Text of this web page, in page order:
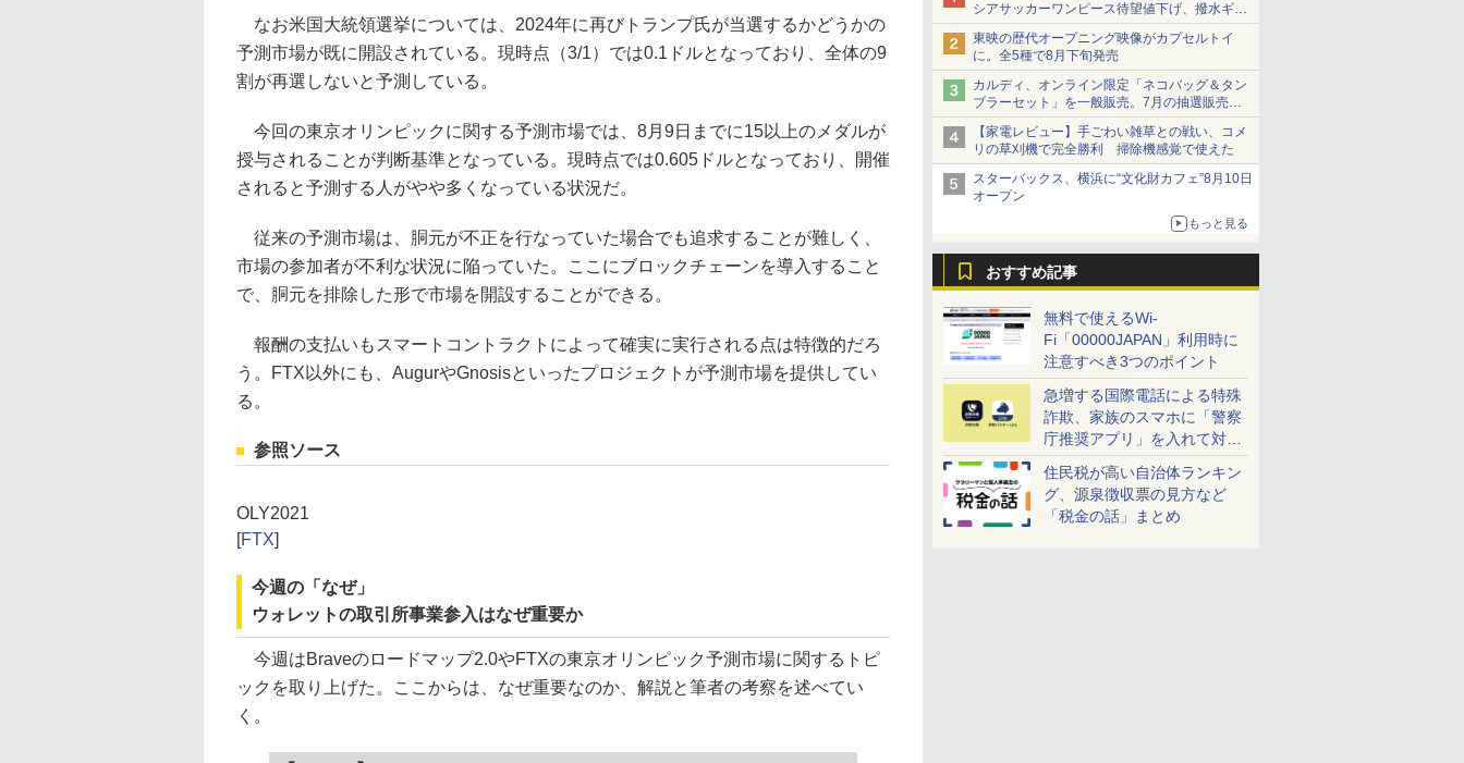
シアサッカーワンピース待望値下げ、撥水ギア
ショーツは1990円に
東映の歴代オープニング映像がカプセルトイ
に。全5種で8月下旬発売
カルディ、オンライン限定「ネコバッグ＆タン
ブラーセット」を一般販売。7月の抽選販売の
当選無効分
【家電レビュー】手ごわい雑草との戦い、コメ
リの草刈機で完全勝利 掃除機感覚で使えた
スターバックス、横浜に“文化財カフェ”8月10日
オープン
もっと見る
おすすめ記事
無料で使えるWi-
Fi「00000JAPAN」利用時に
注意すべき3つのポイント
急増する国際電話による特殊
詐欺、家族のスマホに「警察
庁推奨アプリ」を入れて対策
しよう！
住民税が高い自治体ランキン
グ、源泉徴収票の見方など
「税金の話」まとめ
なお米国大統領選挙については、2024年に再びトランプ氏が当選するかどうかの
予測市場が既に開設されている。現時点（3/1）では0.1ドルとなっており、全体の9
割が再選しないと予測している。
今回の東京オリンピックに関する予測市場では、8月9日までに15以上のメダルが
授与されることが判断基準となっている。現時点では0.605ドルとなっており、開催
されると予測する人がやや多くなっている状況だ。
従来の予測市場は、胴元が不正を行なっていた場合でも追求することが難しく、
市場の参加者が不利な状況に陥っていた。ここにブロックチェーンを導入すること
で、胴元を排除した形で市場を開設することができる。
報酬の支払いもスマートコントラクトによって確実に実行される点は特徴的だろ
う。FTX以外にも、AugurやGnosisといったプロジェクトが予測市場を提供してい
る。
参照ソース
OLY2021
[FTX]
今週の「なぜ」
ウォレットの取引所事業参入はなぜ重要か
今週はBraveのロードマップ2.0やFTXの東京オリンピック予測市場に関するトピ
ックを取り上げた。ここからは、なぜ重要なのか、解説と筆者の考察を述べてい
く。